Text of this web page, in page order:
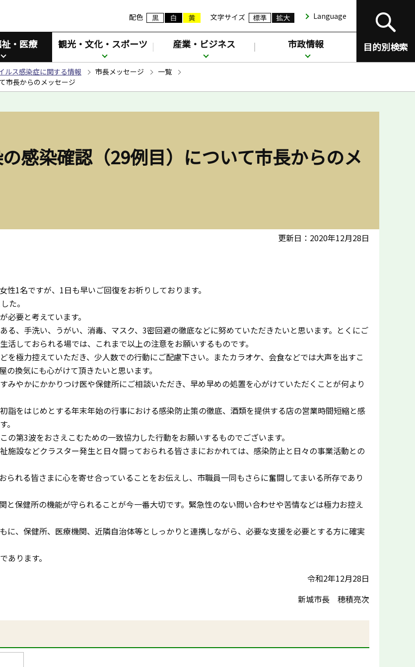
配色 文字サイズ Language
目的別検索
・医療 観光・文化・スポーツ 産業・ビジネス 市政情報
ルス感染症に関する情報 市長メッセージ
一覧
市長からのメッセージ
感染確認（29例目）について市長からのメ
更新日：2020年12月28日
1名ですが、1日も早いご回復をお祈りしております。
た。
要と考えています。
る、手洗い、うがい、消毒、マスク、3密回避の徹底などに努めていただきたいと思います。とくにご
しておられる場では、これまで以上の注意をお願いするものです。
極力控えていただき、少人数での行動にご配慮下さい。またカラオケ、会食などでは大声を出すこ
換気にも心がけて頂きたいと思います。
みやかにかかりつけ医や保健所にご相談いただき、早め早めの処置を心がけていただくことが何より
詣をはじめとする年末年始の行事における感染防止策の徹底、酒類を提供する店の営業時間短縮と感
。
第3波をおさえこむための一致協力した行動をお願いするものでございます。
施設などクラスター発生と日々闘っておられる皆さまにおかれては、感染防止と日々の事業活動との
られる皆さまに心を寄せ合っていることをお伝えし、市職員一同もさらに奮闘してまいる所存であり
と保健所の機能が守られることが今一番大切です。緊急性のない問い合わせや苦情などは極力お控え
に、保健所、医療機関、近隣自治体等としっかりと連携しながら、必要な支援を必要とする方に確実
あります。
令和2年12月28日
新城市長 穂積亮次